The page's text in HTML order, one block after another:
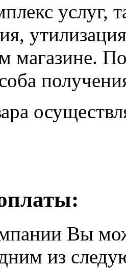
услуг,
магазине.
Вы
из